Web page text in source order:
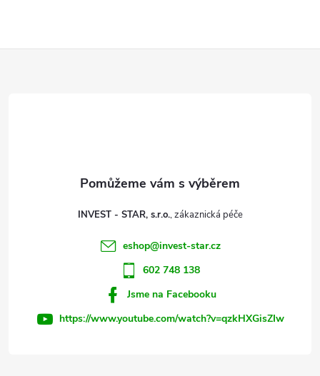
INVEST - STAR, s.r.o.
eshop@invest-star.cz
602 748 138
Jsme na Facebooku
https://www.youtube.com/watch?v=qzkHXGisZIw